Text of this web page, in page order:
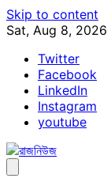
Skip to content
Sat, Aug 8, 2026
Twitter
Facebook
LinkedIn
Instagram
youtube